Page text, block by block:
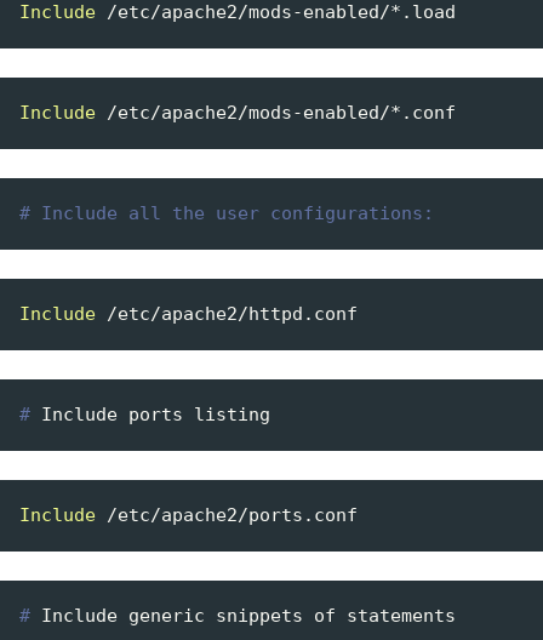
Include /etc/apache2/mods-enabled/*.load
Include /etc/apache2/mods-enabled/*.conf
# Include all the user configurations:
Include
# Include ports listing
Include
# Include generic snippets of statements